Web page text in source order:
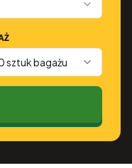
sztuk bagażu